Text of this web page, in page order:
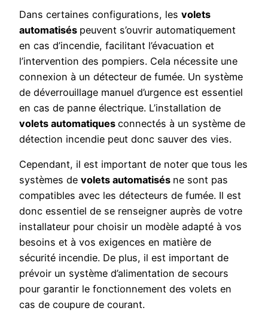
Dans certaines configurations, les volets
automatisés peuvent s’ouvrir automatiquement
en cas d’incendie, facilitant l’évacuation et
l’intervention des pompiers. Cela nécessite une
connexion à un détecteur de fumée. Un système
de déverrouillage manuel d’urgence est essentiel
en cas de panne électrique. L’installation de
volets automatiques connectés à un système de
détection incendie peut donc sauver des vies.
Cependant, il est important de noter que tous les
systèmes de volets automatisés ne sont pas
compatibles avec les détecteurs de fumée. Il est
donc essentiel de se renseigner auprès de votre
installateur pour choisir un modèle adapté à vos
besoins et à vos exigences en matière de
sécurité incendie. De plus, il est important de
prévoir un système d’alimentation de secours
pour garantir le fonctionnement des volets en
cas de coupure de courant.